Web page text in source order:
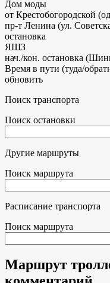
Дом моды
от Крестобогородской
пр-т Ленина (ул.
остановка
ЯШЗ
нач./кон. остановка
Время в пути (туда/
обновить
Поиск транспорта
Поиск остановки
Другие маршруты
Поиск маршрута
Расписание транспорта
Поиск маршрута
Маршрут